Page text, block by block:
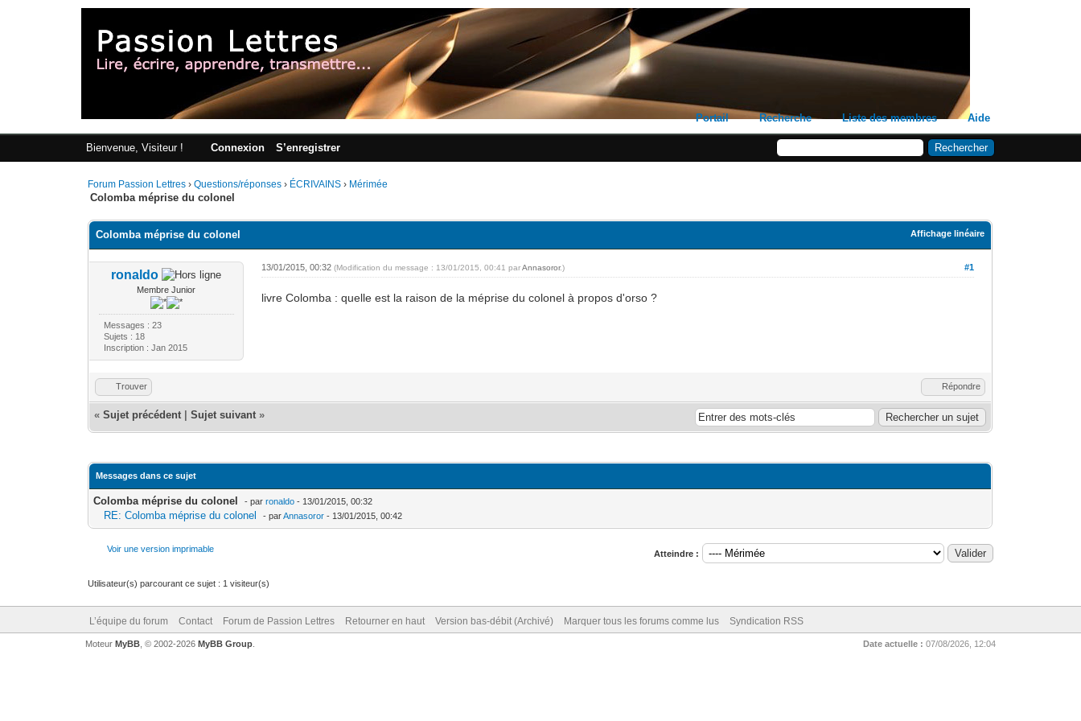
Portail Recherche Liste des membres Aide
Bienvenue, Visiteur ! Connexion S’enregistrer
Forum Passion Lettres ›Questions/réponses › ÉCRIVAINS › Mérimée
Colomba méprise du colonel
Affichage linéaire
Colomba méprise du colonel
ronaldo
Membre Junior
Messages : 23
Sujets : 18
Inscription : Jan 2015
#1
13/01/2015, 00:32(Modification du message : 13/01/2015, 00:41 parAnnasoror.)
livre Colomba : quelle est la raison de la méprise du colonel à propos d'orso ?
Trouver Répondre
«Sujet précédent |Sujet suivant »
Messages dans ce sujet
Colomba méprise du colonel - parronaldo - 13/01/2015, 00:32
RE: Colomba méprise du colonel - parAnnasoror - 13/01/2015, 00:42
Voir une version imprimable Atteindre :
Utilisateur(s) parcourant ce sujet : 1 visiteur(s)
L’équipe du forum Contact Forum de Passion Lettres Retourner en haut Version bas-débit (Archivé) Marquer tous les forums comme lus Syndication RSS
Date actuelle : 07/08/2026, 12:04
Moteur MyBB, © 2002-2026 MyBB Group.